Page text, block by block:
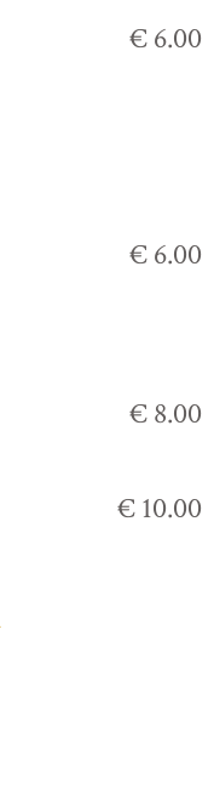
€ 6.00
€ 6.00
€ 8.00
€ 10.00